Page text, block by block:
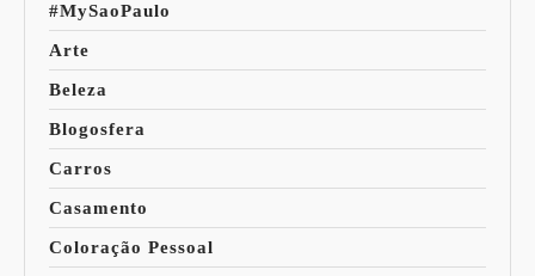
#MySaoPaulo
Arte
Beleza
Blogosfera
Carros
Casamento
Coloração Pessoal